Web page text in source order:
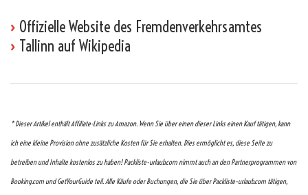
› Offizielle Website des Fremdenverkehrsamtes
› Tallinn auf Wikipedia
* Dieser Artikel enthält Affiliate-Links zu Amazon. Wenn Sie über einen dieser Links einen Kauf tätigen, kann
ich eine kleine Provision ohne zusätzliche Kosten für Sie erhalten. Dies ermöglicht es, diese Seite zu
betreiben und Inhalte kostenlos zu haben! Packliste-urlaub.com nimmt auch an den Partnerprogrammen von
Booking.com und GetYourGuide teil. Alle Käufe oder Buchungen, die Sie über Packliste-urlaub.com tätigen,